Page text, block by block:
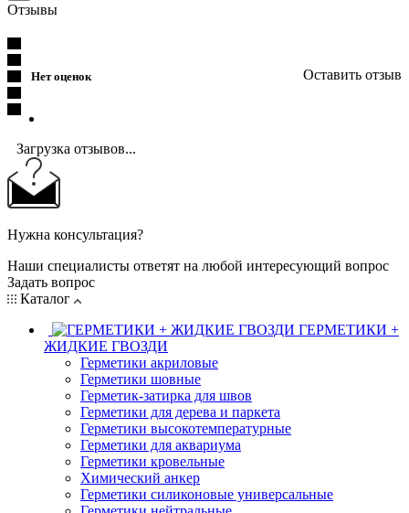
Отзывы
Нет оценок Оставить отзыв
Загрузка отзывов...
Нужна консультация?
Наши специалисты ответят на любой интересующий вопрос
Задать вопрос
Каталог
ГЕРМЕТИКИ +
ЖИДКИЕ ГВОЗДИ
Герметики акриловые
Герметики шовные
Герметик-затирка для швов
Герметики для дерева и паркета
Герметики высокотемпературные
Герметики для аквариума
Герметики кровельные
Химический анкер
Герметики силиконовые универсальные